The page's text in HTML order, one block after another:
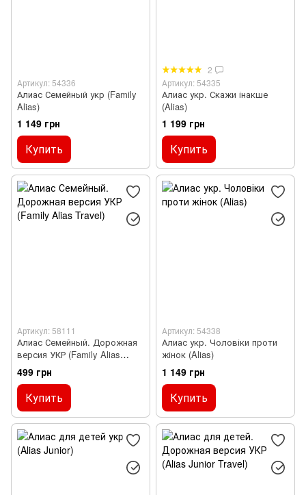
Артикул: 54336
Алиас Семейный укр (Family
Alias)
1 149 грн
Купить
2
Артикул: 54335
Алиас укр. Скажи інакше
(Alias)
1 199 грн
Купить
Артикул: 58111
Алиас Семейный. Дорожная
версия УКР (Family Alias
Travel)
499 грн
Купить
Артикул: 54338
Алиас укр. Чоловіки проти
жінок (Alias)
1 149 грн
Купить